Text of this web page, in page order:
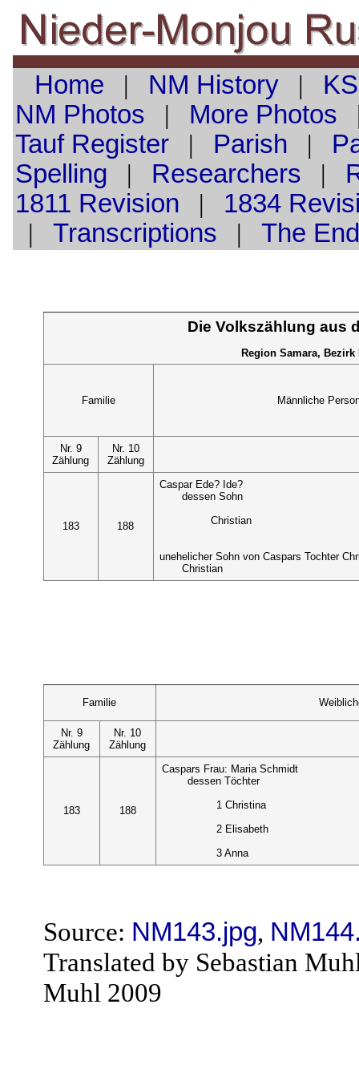
Home | NM History|
NM Photos | More Photos
TaufRegister| Parish |
Spelling | Researchers |
1811 Revision | 1834
| Transcriptions | The End
Die Volkszählung aus
Region Samara,
Familie Männliche
Nr. 9
Zählung
Nr. 10
Zählung
183 188
Caspar Ede? Ide?
dessen Sohn
Christian
unehelicher Sohn von Caspars Tochter
Christian
Familie
Nr. 9
Zählung
Nr. 10
Zählung
183 188
Caspars Frau: Maria Schmidt
dessen Töchter
1 Christina
2 Elisabeth
3 Anna
Source: NM143.jpg,
Translated by Sebastian
Muhl 2009